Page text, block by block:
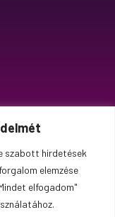
szabott hirdetések
elemzése
elfogadom"